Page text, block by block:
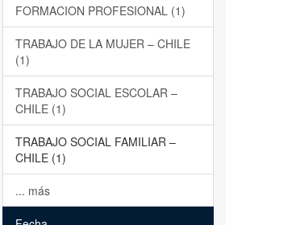
FORMACION PROFESIONAL (1)
TRABAJO DE LA MUJER – CHILE
(1)
TRABAJO SOCIAL ESCOLAR –
CHILE (1)
TRABAJO SOCIAL FAMILIAR –
CHILE (1)
... más